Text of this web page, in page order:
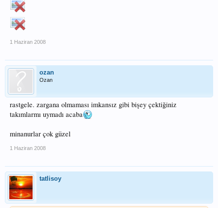
1 Haziran 2008
ozan
Ozan
rastgele. zargana olmaması imkansız gibi bişey çektiğiniz
takımlarmı uymadı acaba
minanurlar çok güzel
1 Haziran 2008
tatlisoy